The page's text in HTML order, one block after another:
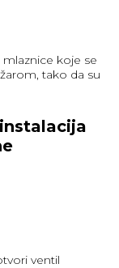
koje se
tako da su
ventil